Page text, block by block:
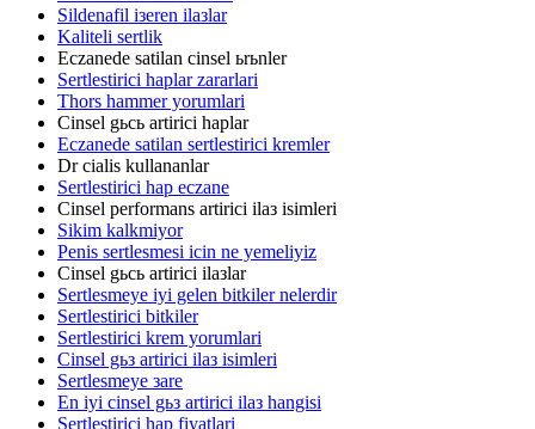
Sildenafil iзeren ilaзlar
Kaliteli sertlik
Eczanede satilan cinsel ьrьnler
Sertlestirici haplar zararlari
Thors hammer yorumlari
Cinsel gьcь artirici haplar
Eczanede satilan sertlestirici kremler
Dr cialis kullananlar
Sertlestirici hap eczane
Cinsel performans artirici ilaз isimleri
Sikim kalkmiyor
Penis sertlesmesi icin ne yemeliyiz
Cinsel gьcь artirici ilaзlar
Sertlesmeye iyi gelen bitkiler nelerdir
Sertlestirici bitkiler
Sertlestirici krem yorumlari
Cinsel gьз artirici ilaз isimleri
Sertlesmeye зare
En iyi cinsel gьз artirici ilaз hangisi
Sertlestirici hap fiyatlari